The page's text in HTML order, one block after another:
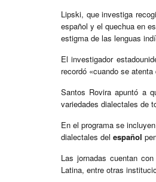
Lipski, que investiga
español y el quechua en
estigma de las lenguas
El investigador
recordó «cuando se
Santos Rovira apuntó a
variedades dialectales de
En el programa se
dialectales del español
Las jornadas cuentan
Latina, entre otras